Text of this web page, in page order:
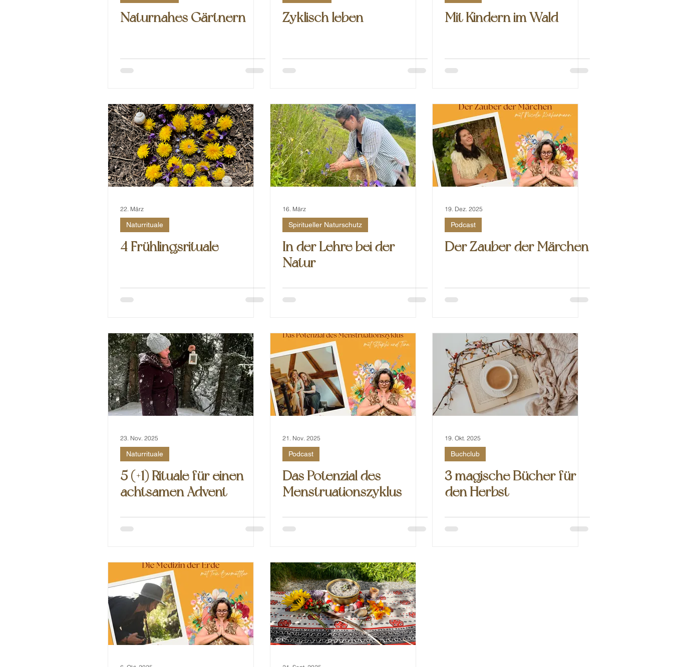
Naturnahes Gärtnern Zyklisch leben Mit Kindern im Wald
22. März
Naturrituale
4 Frühlingsrituale
16. März
Spiritueller Naturschutz
In der Lehre bei der
Natur
19. Dez. 2025
Podcast
Der Zauber der Märchen
23. Nov. 2025
Naturrituale
5 (+1) Rituale für einen
achtsamen Advent
21. Nov. 2025
Podcast
Das Potenzial des
Menstruationszyklus
19. Okt. 2025
Buchclub
3 magische Bücher für
den Herbst